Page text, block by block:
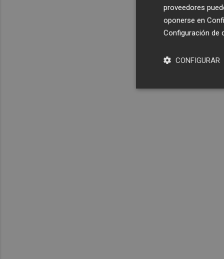
proveedores
oponerse en
Configuración de
CONFIGURAR